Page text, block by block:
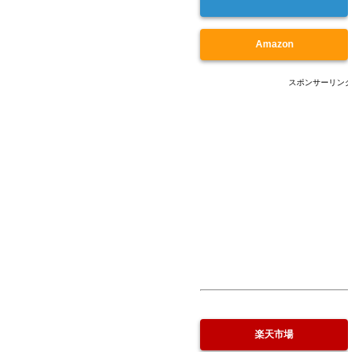
Amazon
スポンサーリンク
楽天市場